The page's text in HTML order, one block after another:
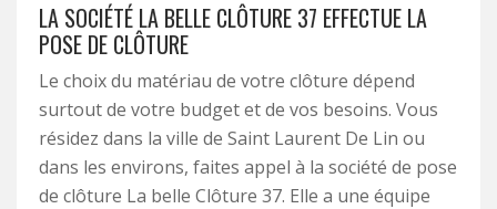
LA SOCIÉTÉ LA BELLE CLÔTURE 37 EFFECTUE LA
POSE DE CLÔTURE
Le choix du matériau de votre clôture dépend
surtout de votre budget et de vos besoins. Vous
résidez dans la ville de Saint Laurent De Lin ou
dans les environs, faites appel à la société de pose
de clôture La belle Clôture 37. Elle a une équipe